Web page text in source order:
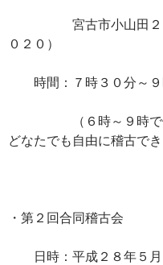
宮古市小山田２－１
０２０）
時間：７時３０分～９
（６時～９時で借用
どなたでも自由に稽古でき
・第２回合同稽古会
日時：平成２８年５月